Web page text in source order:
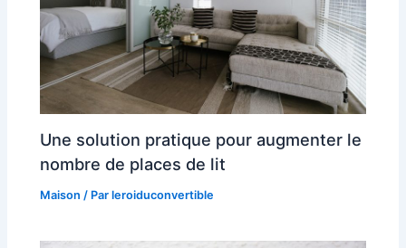
Une solution pratique pour augmenter le
nombre de places de lit
Maison / Parleroiduconvertible